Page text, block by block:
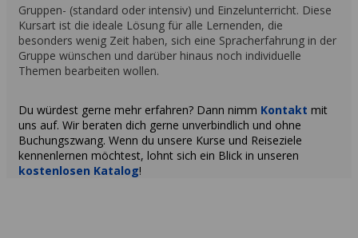
Gruppen- (standard oder intensiv) und Einzelunterricht. Diese
Kursart ist die ideale Lösung für alle Lernenden, die
besonders wenig Zeit haben, sich eine Spracherfahrung in der
Gruppe wünschen und darüber hinaus noch individuelle
Themen bearbeiten wollen.
Du würdest gerne mehr erfahren? Dann nimm Kontakt mit
uns auf. Wir beraten dich gerne unverbindlich und ohne
Buchungszwang. Wenn du unsere Kurse und Reiseziele
kennenlernen möchtest, lohnt sich ein Blick in unseren
kostenlosen Katalog!